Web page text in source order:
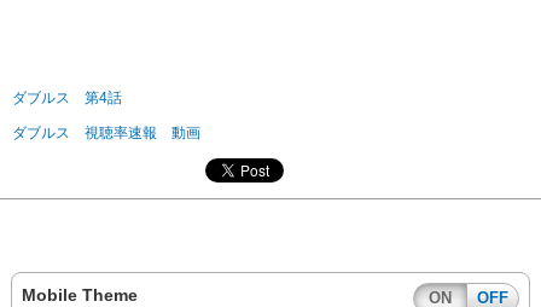
ダブルス 第4話
ダブルス 視聴率速報 動画
Mobile Theme ON OFF